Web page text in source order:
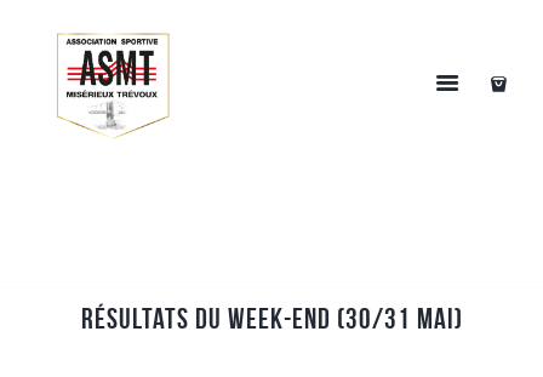
Résultats du week-end (30/31 Mai)